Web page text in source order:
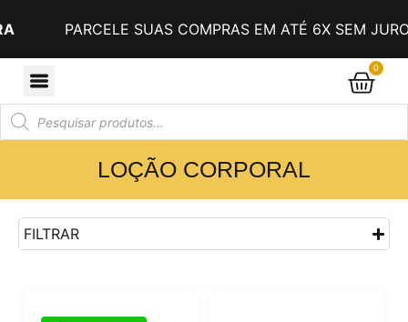
PARCELE SUAS COMPRAS EM ATÉ 6X SEM JUROS
0
LOÇÃO CORPORAL
FILTRAR